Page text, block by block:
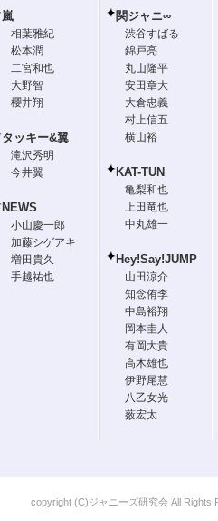
嵐
相葉雅紀
松本潤
二宮和也
大野智
櫻井翔
タッキー&翼
滝沢秀明
今井翼
NEWS
小山慶一郎
加藤シゲアキ
増田貴久
手越祐也
関ジャニ∞
渋谷すばる
錦戸亮
丸山隆平
安田章大
大倉忠義
村上信五
横山裕
KAT-TUN
亀梨和也
上田竜也
中丸雄一
Hey!Say!JUMP
山田涼介
知念侑李
中島裕翔
岡本圭人
有岡大貴
高木雄也
伊野尾慧
八乙女光
薮宏太
copyright (C)ジャニーズ研究会 All Rights